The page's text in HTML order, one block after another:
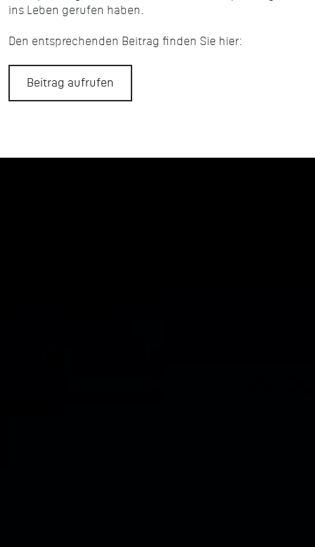
ins Leben gerufen haben.
Den entsprechenden Beitrag finden Sie hier:
Beitrag aufrufen